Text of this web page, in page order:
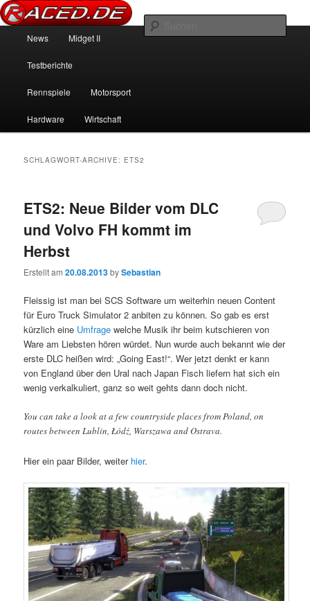
Raced.de
News über Rennspiele und der echten Autowelt
Zum Inhalt wechseln
Zum sekundären Inhalt wechseln
News Midget II
Testberichte
Rennspiele Motorsport
Hardware Wirtschaft
SCHLAGWORT-ARCHIVE: ETS2
ETS2: Neue Bilder vom DLC
und Volvo FH kommt im
Herbst
Erstellt am20.08.2013bySebastian
Fleissig ist man bei SCS Software um weiterhin neuen Content
für Euro Truck Simulator 2 anbiten zu können. So gab es erst
kürzlich eine Umfrage welche Musik ihr beim kutschieren von
Ware am Liebsten hören würdet. Nun wurde auch bekannt wie der
erste DLC heißen wird: „Going East!“. Wer jetzt denkt er kann
von England über den Ural nach Japan Fisch liefern hat sich ein
wenig verkalkuliert, ganz so weit gehts dann doch nicht.
You can take a look at a few countryside places from Poland, on
routes between Lublin, Łódź, Warszawa and Ostrava.
Hier ein paar Bilder, weiter hier.